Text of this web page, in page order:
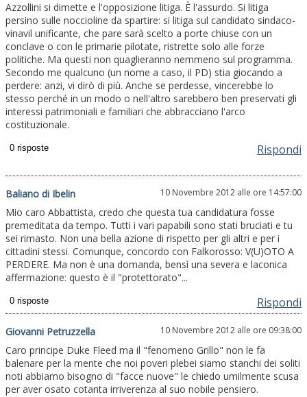
Azzollini si dimette e l'opposizione litiga. È l'assurdo. Si litiga
persino sulle noccioline da spartire: si litiga sul candidato sindaco-
vinavil unificante, che pare sarà scelto a porte chiuse con un
conclave o con le primarie pilotate, ristrette solo alle forze
politiche. Ma questi non quaglieranno nemmeno sul programma.
Secondo me qualcuno (un nome a caso, il PD) stia giocando a
perdere: anzi, vi dirò di più. Anche se perdesse, vincerebbe lo
stesso perché in un modo o nell'altro sarebbero ben preservati gli
interessi patrimoniali e familiari che abbracciano l'arco
costituzionale.
Rispondi
Baliano di Ibelin 10 Novembre 2012 alle ore 14:57:00
Mio caro Abbattista, credo che questa tua candidatura fosse
premeditata da tempo. Tutti i vari papabili sono stati bruciati e tu
sei rimasto. Non una bella azione di rispetto per gli altri e per i
cittadini stessi. Comunque, concordo con Falkorosso: V(U)OTO A
PERDERE. Ma non è una domanda, bensì una severa e laconica
affermazione: questo è il "protettorato"...
Rispondi
Giovanni Petruzzella 10 Novembre 2012 alle ore 09:38:00
Caro principe Duke Fleed ma il "fenomeno Grillo" non le fa
balenare per la mente che noi poveri plebei siamo stanchi dei soliti
noti abbiamo bisogno di "facce nuove" le chiedo umilmente scusa
per aver osato cotanta irriverenza al suo nobile pensiero.